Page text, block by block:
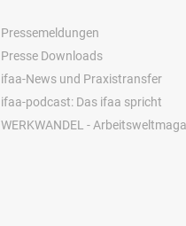
Pressemeldungen
Presse Downloads
ifaa-News und Praxistransfer
ifaa-podcast: Das ifaa spricht
WERKWANDEL -